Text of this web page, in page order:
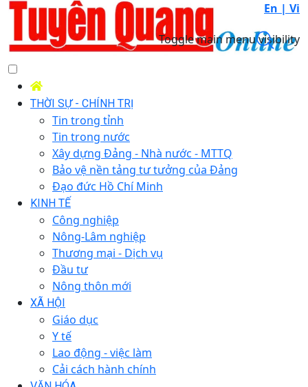
En | Vi
Toggle main menu visibility
THỜI SỰ - CHÍNH TRỊ
Tin trong tỉnh
Tin trong nước
Xây dựng Đảng - Nhà nước - MTTQ
Bảo vệ nền tảng tư tưởng của Đảng
Đạo đức Hồ Chí Minh
KINH TẾ
Công nghiệp
Nông-Lâm nghiệp
Thương mại - Dịch vụ
Đầu tư
Nông thôn mới
XÃ HỘI
Giáo dục
Y tế
Lao động - việc làm
Cải cách hành chính